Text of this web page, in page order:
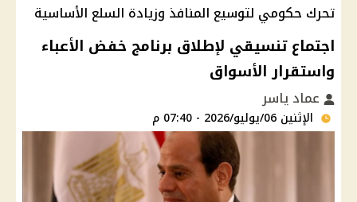
تحرك حكومي لتوسيع المنافذ وزيادة السلع الأساسية
اجتماع تنسيقي لإطلاق برنامج خفض الأعباء
واستقرار الأسواق
عماد ياسر
الإثنين 06/يوليو/2026 - 07:40 م